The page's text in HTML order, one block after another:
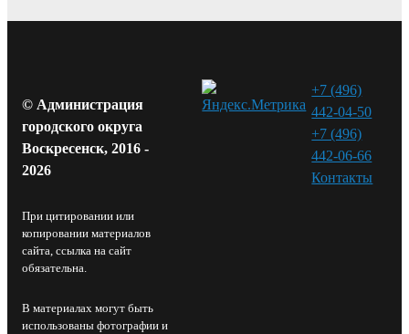
© Администрация
городского округа
Воскресенск, 2016 -
2026
При цитировании или
копировании материалов
сайта, ссылка на сайт
обязательна.
В материалах могут быть
использованы фотографии и
+7 (496)
442-04-50
+7 (496)
442-06-66
Контакты⁠